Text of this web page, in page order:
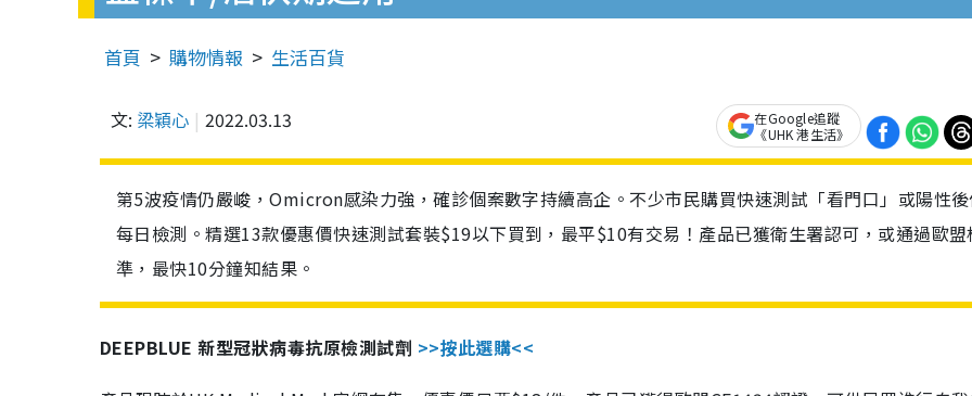
首頁 購物情報 生活百貨
文: 梁穎心 2022.03.13
在Google追蹤
《UHK 港生活》
第5波疫情仍嚴峻，Omicron感染力強，確診個案數字持續高企。不少市民購買快速測試「看門口」或陽性
每日檢測。精選13款優惠價快速測試套裝$19以下買到，最平$10有交易！產品已獲衛生署認可，或通過歐盟
準，最快10分鐘知結果。
DEEPBLUE 新型冠狀病毒抗原檢測試劑 >>按此選購<<